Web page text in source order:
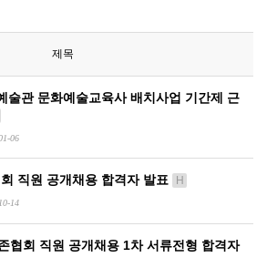
제목
술관 문화예술교육사 배치사업 기간제 근
06
직원 공개채용 합격자 발표 H
10-14
협회 직원 공개채용 1차 서류전형 합격자